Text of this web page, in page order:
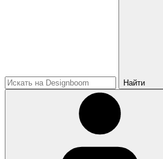
Найти